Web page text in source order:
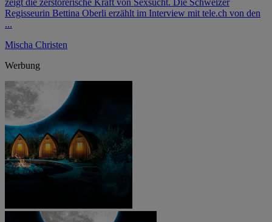
Regisseurin Bettina Oberli erzählt im Interview mit tele.ch von den
...
Mischa Christen
Werbung